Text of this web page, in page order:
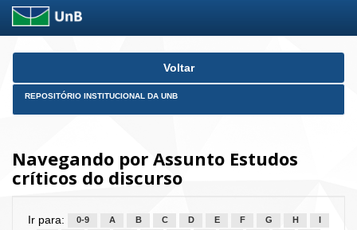
Skip
Voltar
REPOSITÓRIO INSTITUCIONAL DA UNB
Navegando por Assunto Estudos
críticos do discurso
Ir para: 0-9 A B C D E F G H